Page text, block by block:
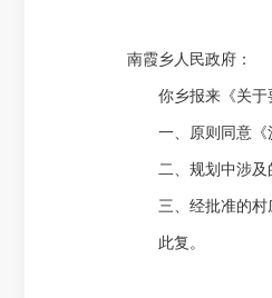
南霞乡人民政府：
你乡报来《关于要
一、原则同意《沙
二、规划中涉及的
三、经批准的村庄
此复。